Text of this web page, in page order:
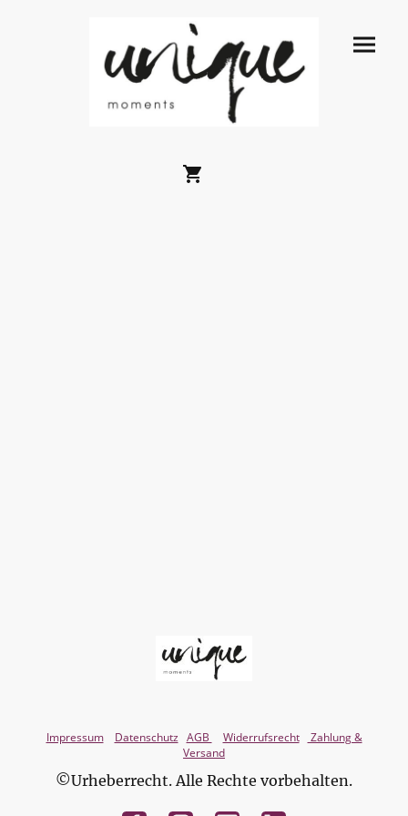
Impressum Datenschutz AGB Widerrufsrecht
Zahlung &
Versand
©Urheberrecht. Alle Rechte vorbehalten.